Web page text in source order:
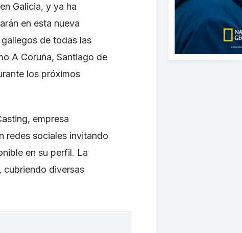
Galicia, y ya ha
en esta nueva
de todas las
A Coruña, Santiago de
los próximos
empresa
redes sociales invitando
en su perfil. La
cubriendo diversas